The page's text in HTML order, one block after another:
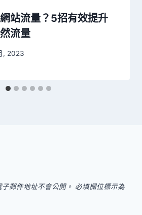
站流量？5招有效提升
流量
, 2023
郵件地址不會公開。 必填欄位標示為